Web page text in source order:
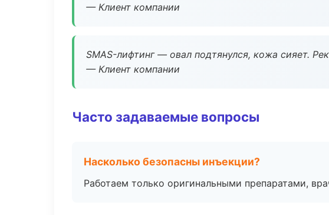
— Клиент компании
SMAS-лифтинг — овал подтянулся, кожа сияет.
— Клиент компании
Часто задаваемые вопросы
Насколько безопасны инъекции?
Работаем только оригинальными препаратами,